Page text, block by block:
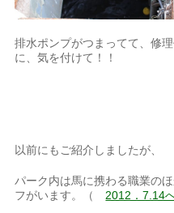
排水ポンプがつまってて、修
に、気を付けて！！
以前にもご紹介しましたが、
パーク内は馬に携わる職業の
フがいます。（ 2012．7.14